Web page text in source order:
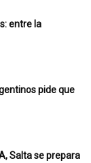
entre la
pide que
Salta se prepara